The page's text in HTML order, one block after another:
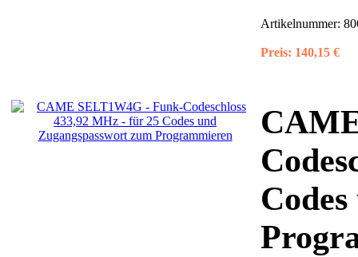
Artikelnummer:
Preis: 140,15 €